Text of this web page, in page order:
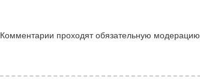
Комментарии проходят обязательную модерацию.